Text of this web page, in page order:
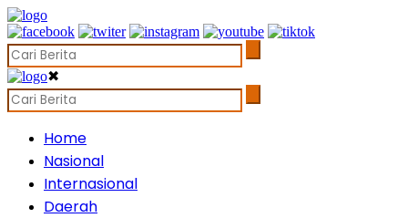
✖
Home
Nasional
Internasional
Daerah